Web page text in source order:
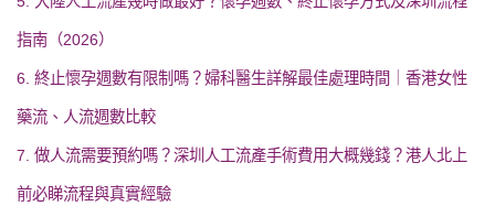
指南（2026）
6. 終止懷孕週數有限制嗎？婦科醫生詳解最佳處理時間｜香港女性
藥流、人流週數比較
7. 做人流需要預約嗎？深圳人工流產手術費用大概幾錢？港人北上
前必睇流程與真實經驗